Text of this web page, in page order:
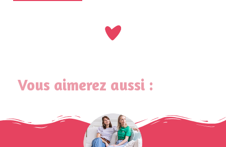
Vous aimerez aussi :